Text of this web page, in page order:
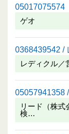
05017075574
ゲオ
0368439542 /
レディクル／
05057941358
リード（株式
検…